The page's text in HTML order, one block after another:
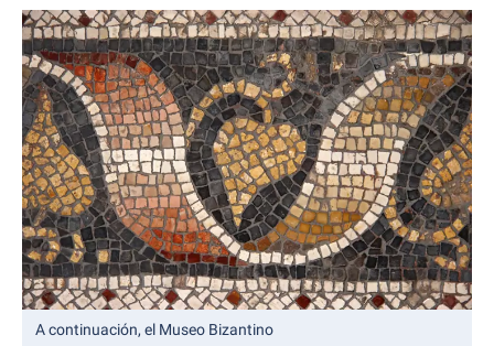
A continuación, el Museo Bizantino